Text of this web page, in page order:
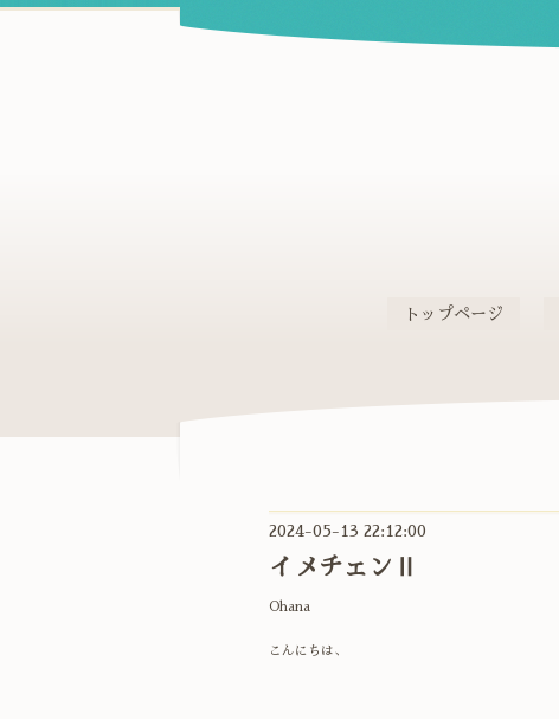
トップページ
2024-05-13 22:12:00
イメチェンⅡ
Ohana
こんにちは、